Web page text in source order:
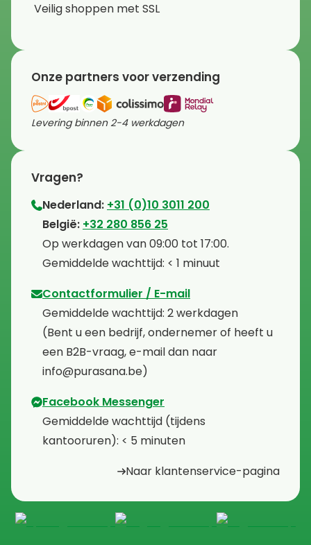
Veilig shoppen met SSL
Onze partners voor verzending
Levering binnen 2-4 werkdagen
Vragen?
Nederland: +31 (0)10 3011 200
⁠België: +32 280 856 25
⁠⁠Op werkdagen van 09:00 tot 17:00.
⁠Gemiddelde wachttijd: < 1 minuut
Contactformulier / E-mail
⁠Gemiddelde wachttijd: 2 werkdagen
⁠(Bent u een bedrijf, ondernemer of heeft u
een B2B-vraag, e-mail dan naar
info@purasana.be)
Facebook Messenger
⁠Gemiddelde wachttijd (tijdens
kantooruren): < 5 minuten
Naar klantenservice-pagina